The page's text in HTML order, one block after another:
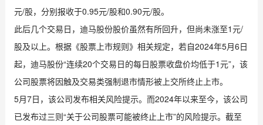
元/股，分别报收于0.95元/股和0.90元/股。
此后几个交易日，迪马股份股价虽然有所回升，但尚未涨至1元/
股及以上。根据《股票上市规则》相关规定，若自2024年5月6日
起，迪马股份“连续20个交易日的每日股票收盘价均低于1元”，该
公司股票将因触及交易类强制退市情形被上交所终止上市。
5月7日，该公司发布相关风险提示。而2024年以来至今，该公司
已发布过三则“关于公司股票可能被终止上市”的风险提示。截至